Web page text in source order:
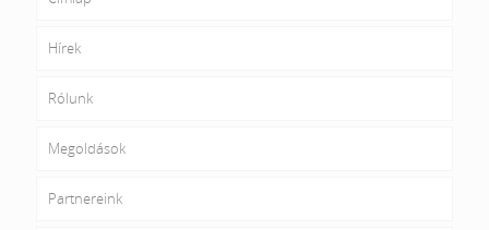
Hírek
Rólunk
Megoldások
Partnereink